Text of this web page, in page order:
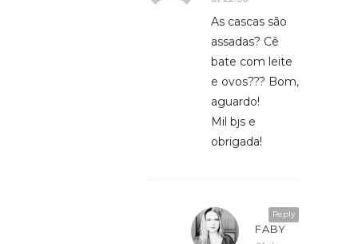
As cascas são
assadas? Cê
bate com leite
e ovos??? Bom,
aguardo!
Mil bjs e
obrigada!
Reply
FABY